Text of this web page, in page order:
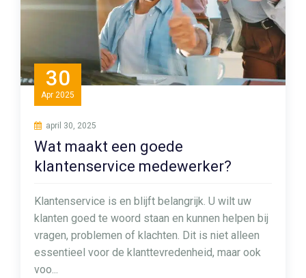
30
Apr 2025
april 30, 2025
Wat maakt een goede
klantenservice medewerker?
Klantenservice is en blijft belangrijk. U wilt uw
klanten goed te woord staan en kunnen helpen bij
vragen, problemen of klachten. Dit is niet alleen
essentieel voor de klanttevredenheid, maar ook
voo...